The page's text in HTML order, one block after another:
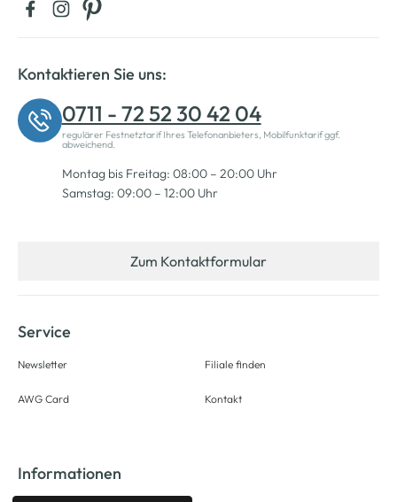
Kontaktieren Sie uns:
0711 - 72 52 30 42 04
regulärer Festnetztarif Ihres Telefonanbieters, Mobilfunktarif ggf.
abweichend.
Montag bis Freitag: 08:00 – 20:00 Uhr
Samstag: 09:00 – 12:00 Uhr
Zum Kontaktformular
Service
Newsletter
AWG Card
Filiale finden
Kontakt
Informationen